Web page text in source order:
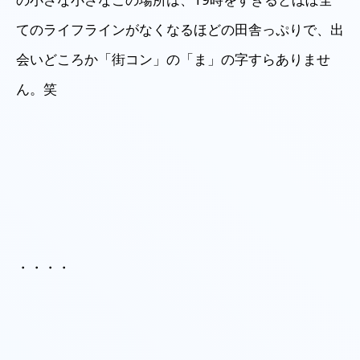
てのライフラインがなくなるほどの田舎っぷりで、出
会いどころか「街コン」の「ま」の字すらありませ
ん。笑
・・・・